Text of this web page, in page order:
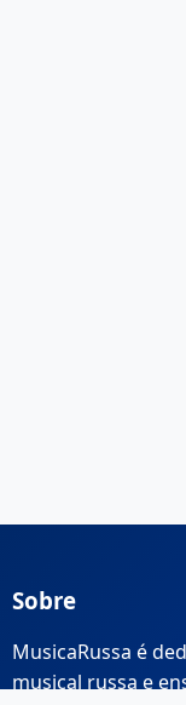
Sobre
MusicaRussa é
musical russa e